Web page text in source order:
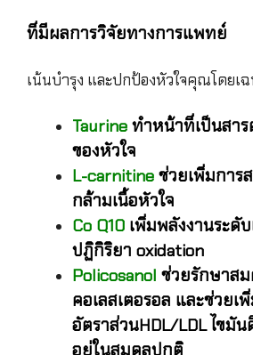
ที่มีผลการวิจัยทางการแพทย์
เน้นบำรุง และปกป้องหัวใจคุณโดยเ
Taurine ทำหน้าที่เป็นสา
ของหัวใจ
L-carnitine ช่วยเพิ่มการ
กล้ามเนื้อหัวใจ
Co Q10 เพิ่มพลังงานระดั
ปฏิกิริยา oxidation
Policosanol ช่วยรักษาส
คอเลสเตอรอล และช่วยเ
อัตราส่วนHDL/LDL ไขมัน
อยู่ในสมดุลปกติ